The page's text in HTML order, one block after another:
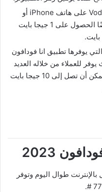
عند تثبيت تطبيق Vodafone Cash على هاتف iPhone أو
Android لأول مرة ، يمكنك أيضًا الحصول على 1 جيجا بايت
يوفرها تطبيق انا فودافون
للعملاء من خلاله العديد
من الخصومات القوية ، والتي يمكن أن تصل إلى 10 جيجا بايت
2023
للاتصال بالإنترنت طوال اليوم وتوفر